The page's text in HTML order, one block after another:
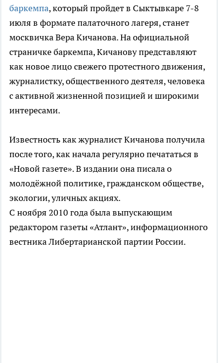
баркемпа, который пройдет в Сыктывкаре 7-8
июля в формате палаточного лагеря, станет
москвичка Вера Кичанова. На официальной
страничке баркемпа, Кичанову представляют
как новое лицо свежего протестного движения,
журналистку, общественного деятеля, человека
с активной жизненной позицией и широкими
интересами.
Известность как журналист Кичанова получила
после того, как начала регулярно печататься в
«Новой газете». В издании она писала о
молодёжной политике, гражданском обществе,
экологии, уличных акциях.
С ноября 2010 года была выпускающим
редактором газеты «Атлант», информационного
вестника Либертарианской партии России.